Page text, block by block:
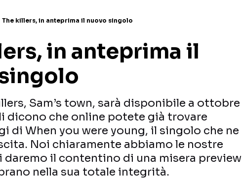
The killers, in anteprima il nuovo singolo
in anteprima il
Sam’s town, sarà disponibile a ottobre
dicono che online potete già trovare
di When you were young, il singolo che ne
Noi chiaramente abbiamo le nostre
daremo il contentino di una misera preview
nella sua totale integrità.